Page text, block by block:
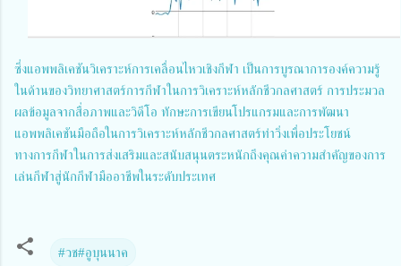
ซึ่งแอพพลิเคชันวิเคราะห์การเคลื่อนไหวเชิงกีฬา เป็นการบูรณาการองค์ความรู้
ในด้านของวิทยาศาสตร์การกีฬาในการวิเคราะห์หลักชีวกลศาสตร์ การประมวล
ผลข้อมูลจากสื่อภาพและวิดีโอ ทักษะการเขียนโปรแกรมและการพัฒนา
แอพพลิเคชันมือถือในการวิเคราะห์หลักชีวกลศาสตร์ท่าวิ่งเพื่อประโยชน์
ทางการกีฬาในการส่งเสริมและสนับสนุนตระหนักถึงคุณค่าความสำคัญของการ
เล่นกีฬาสู่นักกีฬามืออาชีพในระดับประเทศ
#วช#อูบุนนาค